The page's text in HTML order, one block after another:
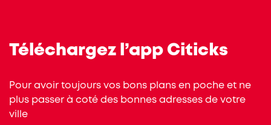
Téléchargez l’app Citicks
Pour avoir toujours vos bons plans en poche et ne
plus passer à coté des bonnes adresses de votre
ville